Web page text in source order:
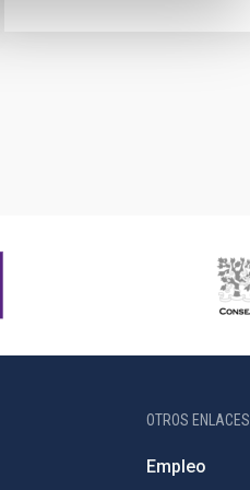
OTROS ENLACES
Empleo